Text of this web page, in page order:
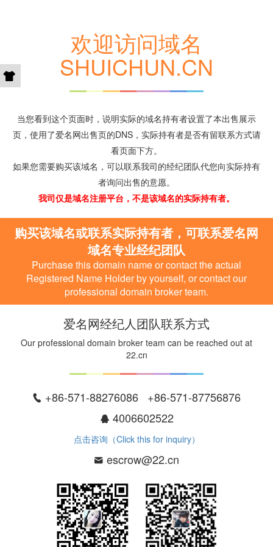
欢迎访问域名
SHUICHUN.CN
当您看到这个页面时，说明实际的域名持有者设置了本出售展示
页，使用了爱名网出售页的DNS，实际持有者是否有留联系方式请
看页面下方。
如果您需要购买该域名，可以联系我司的经纪团队代您向实际持有
者询问出售的意愿。
我司仅是域名注册平台，不是该域名的实际持有者。
购买该域名或联系实际持有者，可联系爱名网
域名专业经纪团队
Purchase this domain name or contact the actual
Registered Name Holder by yourself, or contact our
professional domain broker team.
爱名网经纪人团队联系方式
Our professional domain broker team can be reached out at
22.cn
+86-571-88276086 +86-571-87756876
4006602522
点击咨询（Click this for inquiry）
escrow@22.cn